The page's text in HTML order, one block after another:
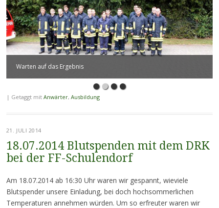
Warten auf das Ergebnis
| Getaggt mit Anwärter, Ausbildung
21. JULI 2014
18.07.2014 Blutspenden mit dem DRK
bei der FF-Schulendorf
Am 18.07.2014 ab 16:30 Uhr waren wir gespannt, wieviele
Blutspender unsere Einladung, bei doch hochsommerlichen
Temperaturen annehmen würden. Um so erfreuter waren wir